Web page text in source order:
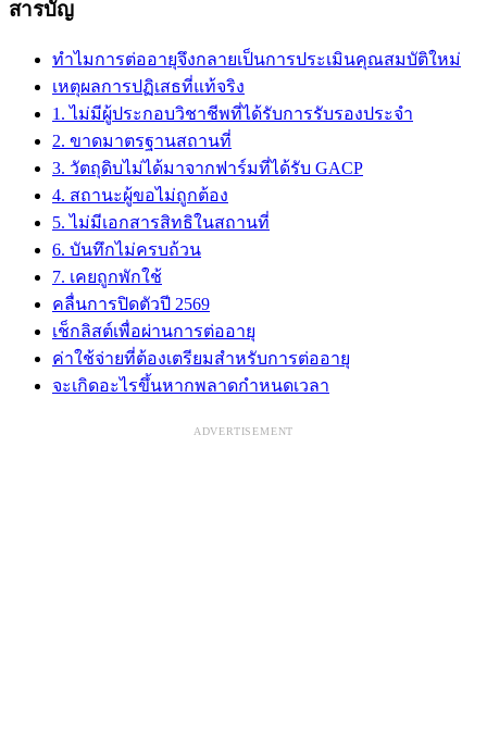
สารบัญ
ทำไมการต่ออายุจึงกลายเป็นการประเมินคุณสมบัติใหม่
เหตุผลการปฏิเสธที่แท้จริง
1. ไม่มีผู้ประกอบวิชาชีพที่ได้รับการรับรองประจำ
2. ขาดมาตรฐานสถานที่
3. วัตถุดิบไม่ได้มาจากฟาร์มที่ได้รับ GACP
4. สถานะผู้ขอไม่ถูกต้อง
5. ไม่มีเอกสารสิทธิในสถานที่
6. บันทึกไม่ครบถ้วน
7. เคยถูกพักใช้
คลื่นการปิดตัวปี 2569
เช็กลิสต์เพื่อผ่านการต่ออายุ
ค่าใช้จ่ายที่ต้องเตรียมสำหรับการต่ออายุ
จะเกิดอะไรขึ้นหากพลาดกำหนดเวลา
ADVERTISEMENT